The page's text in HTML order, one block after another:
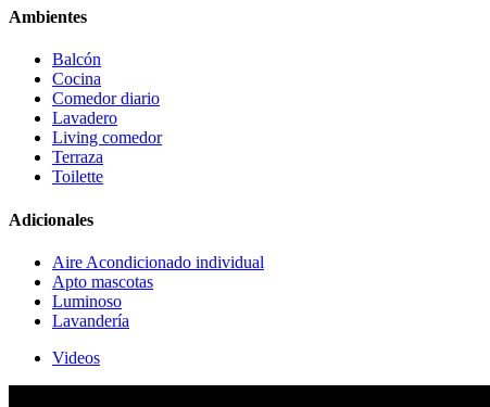
Ambientes
Balcón
Cocina
Comedor diario
Lavadero
Living comedor
Terraza
Toilette
Adicionales
Aire Acondicionado individual
Apto mascotas
Luminoso
Lavandería
Videos